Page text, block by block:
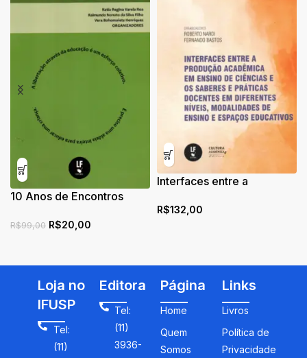
10 Anos de Encontros
Ciências da Natureza e
R$99,00 R$20,00
Interfaces entre a
ensino de ciências e os
educativos
R$132,00
Loja no
IFUSP
Tel:
(11)
Editora
Tel:
(11)
3936-
Página
Home
Quem
Somos
Links
Livros
Política de
Privacidade